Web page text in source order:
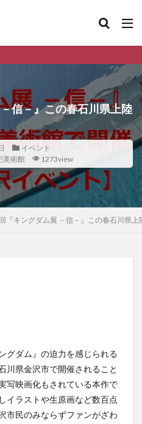
信－』この春石川県上陸
イベント
美術館 1273view
『キングダム展 －信－』この春石川県
グダム』の迫力を感じられる
川県金沢市で開催されること
写映画化もされている本作で
イラストや生原画など数百点
市民のみならずファンがざわ